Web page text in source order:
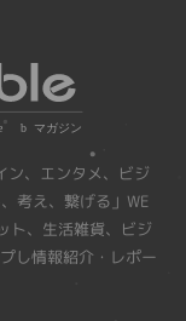
ン、エンタメ、ビジ
考え、繋げる」WE
ト、生活雑貨、ビジ
し情報紹介・レポー